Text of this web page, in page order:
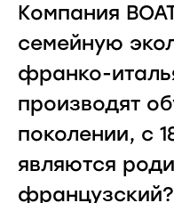
Компания
семейную
франко-
производят
поколении, с
являются